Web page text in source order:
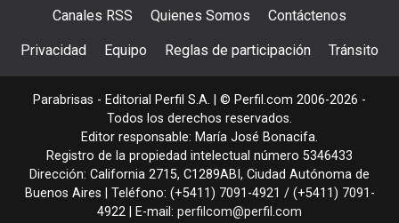
Canales RSS Quienes Somos Contáctenos
Privacidad Equipo Reglas de participación Tránsito
Parabrisas - Editorial Perfil S.A. | © Perfil.com 2006-2026 -
Todos los derechos reservados.
Editor responsable: María José Bonacifa.
Registro de la propiedad intelectual número 5346433
Dirección: California 2715, C1289ABI , Ciudad Autónoma de
Buenos Aires | Teléfono: (+5411) 7091-4921 / (+5411) 7091-
4922 | E-mail: perfilcom@perfil.com